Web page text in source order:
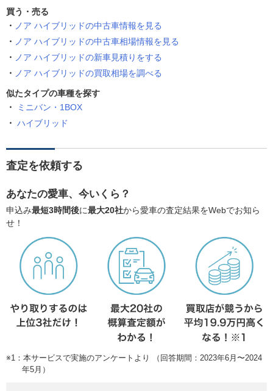
買う・売る
ノア ハイブリッドの中古車情報を見る
ノア ハイブリッドの中古車相場情報を見る
ノア ハイブリッドの新車見積りをする
ノア ハイブリッドの買取相場を調べる
似たタイプの車種を探す
ミニバン・1BOX
ハイブリッド
査定を依頼する
あなたの愛車、今いくら？
申込み最短3時間後に最大20社から愛車の査定結果をWebでお知ら
せ！
※1：本サービスで実施のアンケートより （回答期間：2023年6月〜2024
年5月）